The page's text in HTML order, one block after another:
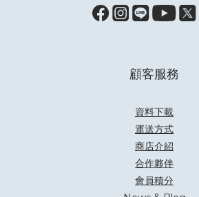
顧客服務
資料下載
運送方式
商店介紹
合作夥伴
會員積分